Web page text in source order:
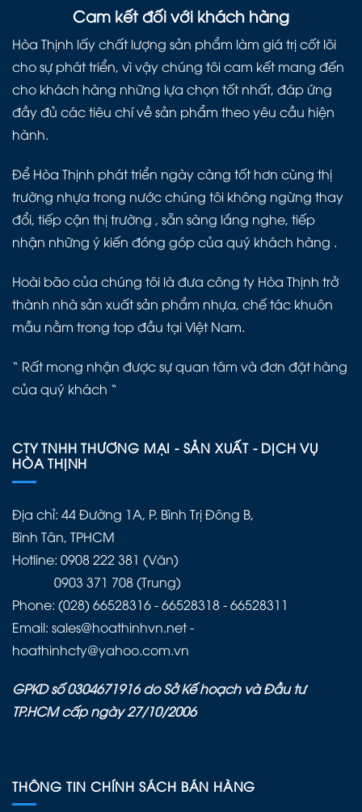
Cam kết đối với khách hàng
Hòa Thịnh lấy chất lượng sản phẩm làm giá trị cốt lõi
cho sự phát triển, vì vậy chúng tôi cam kết mang đến
cho khách hàng những lựa chọn tốt nhất, đáp ứng
đầy đủ các tiêu chí về sản phẩm theo yêu cầu hiện
hành.
Để Hòa Thịnh phát triển ngày càng tốt hơn cùng thị
trường nhựa trong nước chúng tôi không ngừng thay
đổi, tiếp cận thị trường , sẵn sàng lắng nghe, tiếp
nhận những ý kiến đóng góp của quý khách hàng .
Hoài bão của chúng tôi là đưa công ty Hòa Thịnh trở
thành nhà sản xuất sản phẩm nhựa, chế tác khuôn
mẫu nằm trong top đầu tại Việt Nam.
“ Rất mong nhận được sự quan tâm và đơn đặt hàng
của quý khách “
CTY TNHH THƯƠNG MẠI - SẢN XUẤT - DỊCH VỤ
HÒA THỊNH
Địa chỉ: 44 Đường 1A, P. Bình Trị Đông B,
Bình Tân, TPHCM
Hotline: 0908 222 381 (Văn)
0903 371 708 (Trung)
Phone: (028) 66528316 - 66528318 - 66528311
Email: sales@hoathinhvn.net -
hoathinhcty@yahoo.com.vn
GPKD số 0304671916 do Sở Kế hoạch và Đầu tư
TP.HCM cấp ngày 27/10/2006
THÔNG TIN CHÍNH SÁCH BÁN HÀNG